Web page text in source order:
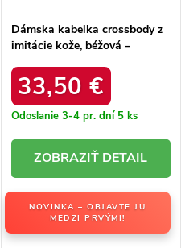
Dámska kabelka crossbody z
imitácie kože, béžová –
/ F9945 BEIGE
33,50 €
Odoslanie 3-4 pr. dní 5 ks
DETAIL
NOVINKA – OBJAVTE JU
MEDZI PRVÝMI!